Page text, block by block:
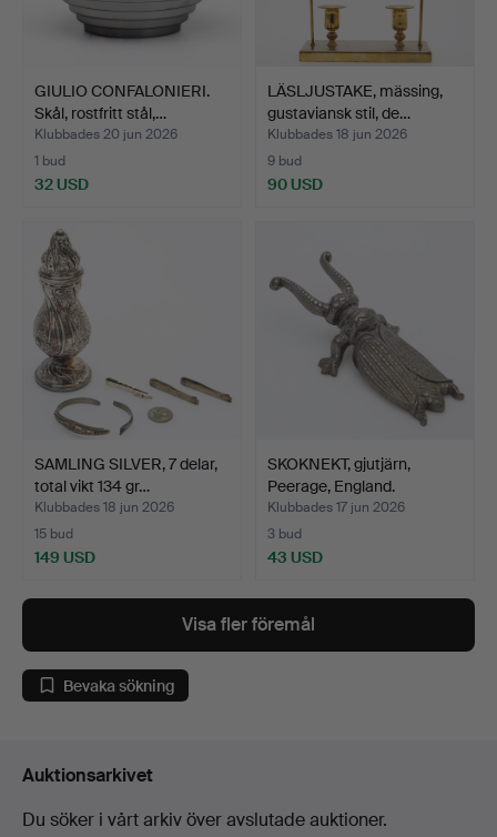
GIULIO CONFALONIERI.
Skål, rostfritt stål,…
Klubbades 20 jun 2026
1 bud
32 USD
LÄSLJUSTAKE, mässing,
gustaviansk stil, de…
Klubbades 18 jun 2026
9 bud
90 USD
SAMLING SILVER, 7 delar,
total vikt 134 gr…
Klubbades 18 jun 2026
15 bud
149 USD
SKOKNEKT, gjutjärn,
Peerage, England.
Klubbades 17 jun 2026
3 bud
43 USD
Visa fler föremål
Bevaka sökning
Auktionsarkivet
Du söker i vårt arkiv över avslutade auktioner.